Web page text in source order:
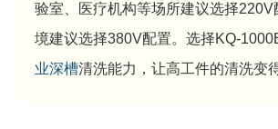
验室、医疗机构等场所建议选择220V
境建议选择380V配置。选择KQ-
业深槽清洗能力，让高工件的清洗变